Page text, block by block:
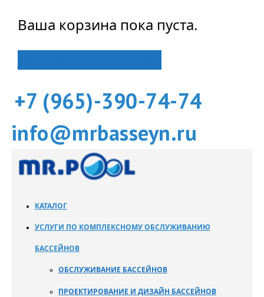
Ваша корзина пока пуста.
+7 (965)-390-74-74
info@mrbasseyn.ru
КАТАЛОГ
УСЛУГИ ПО КОМПЛЕКСНОМУ ОБСЛУЖИВАНИЮ
БАССЕЙНОВ
ОБСЛУЖИВАНИЕ БАССЕЙНОВ
ПРОЕКТИРОВАНИЕ И ДИЗАЙН БАССЕЙНОВ